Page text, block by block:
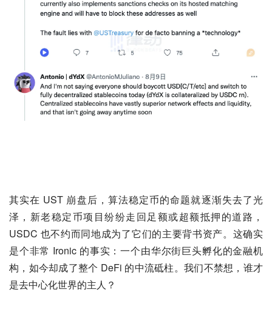
其实在 UST 崩盘后，算法稳定币的命题就逐渐失去了光
泽，新老稳定币项目纷纷走回足额或超额抵押的道路，
USDC 也不约而同地成为了它们的主要背书资产。这确实
是个非常 Ironic 的事实：一个由华尔街巨头孵化的金融机
构，如今却成了整个 DeFi 的中流砥柱。我们不禁想，谁才
是去中心化世界的主人？